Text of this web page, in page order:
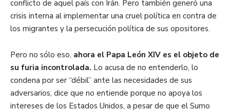
conflicto de aquel país con Irán. Pero también generó una
crisis interna al implementar una cruel política en contra de
los migrantes y la persecución política de sus opositores.
Pero no sólo eso, ahora el Papa León XIV es el objeto de
su furia incontrolada. Lo acusa de no entenderlo, lo
condena por ser “débil” ante las necesidades de sus
adversarios, dice que no entiende porque no apoya los
intereses de los Estados Unidos, a pesar de que el Sumo